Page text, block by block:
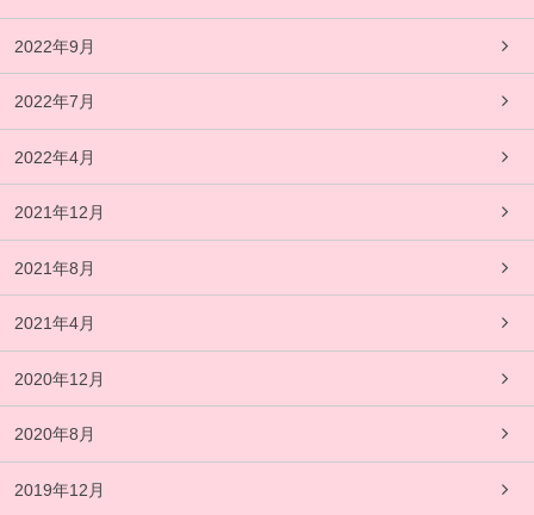
2022年9月
2022年7月
2022年4月
2021年12月
2021年8月
2021年4月
2020年12月
2020年8月
2019年12月